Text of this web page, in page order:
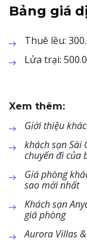
Bảng giá
Thuê lều:
Lửa trại:
Xem thêm:
Giới thiệu
khách sạn Sài
chuyến đi của
Giá phòng
sao mới nhất
Khách sạn
giá phòng
Aurora Villas